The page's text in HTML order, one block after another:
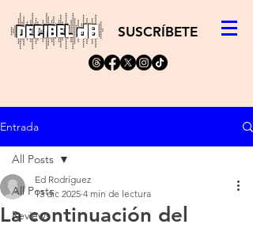
SUSCRÍBETE
Entrada
All Posts
Reviews
All Posts
La continuación del
Ed Rodríguez
13 dic 2025 4 min de lectura